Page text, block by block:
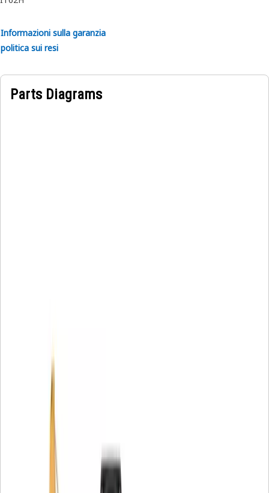
Informazioni sulla garanzia
politica sui resi
Parts Diagrams